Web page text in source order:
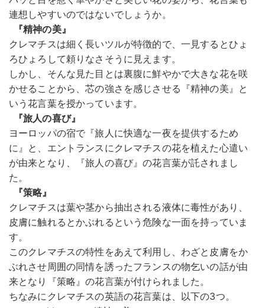
連想しやすいのではないでしょうか。
『精神の美』
クレマチスは細く長いツルが特徴的で、一見するとひょ
ろひょろして頼りなさそうに見えます。
しかし、そんな見た目とは裏腹に鮮やかで大きな花を咲
かせることから、芯の強さを感じさせる『精神の美』と
いう花言葉を授かっています。
『旅人の喜び』
ヨーロッパの宿で『旅人に快適な一夜を提供するため
に』と、エントランスにクレマチスの花を植えた心遣い
が由来となり、『旅人の喜び』の花言葉が託されまし
た。
『策略』
クレマチスは葉や茎から抽出される液体に毒性があり、
皮膚に触れるとかぶれるという危険な一面を持っていま
す。
このクレマチスの特性をあえて利用し、わざと皮膚をか
ぶれさせ周囲の同情を誘ったフランスの物乞いの話が由
来となり『策略』の花言葉が付けられました。
ちなみにクレマチスの英語の花言葉は、以下の3つ。